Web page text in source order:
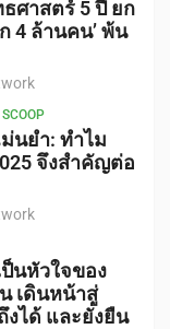
ศาสตร์ 5 ปี ยก
4 ล้านคน’ พ้น
นยำ: ทำไม
จึงสำคัญต่อ
นหัวใจของ
เดินหน้าสู่
งได้ และยั่งยืน